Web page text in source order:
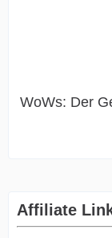
WoWs: Der
Affiliate